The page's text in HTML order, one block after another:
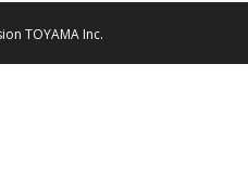
TOYAMA Inc.